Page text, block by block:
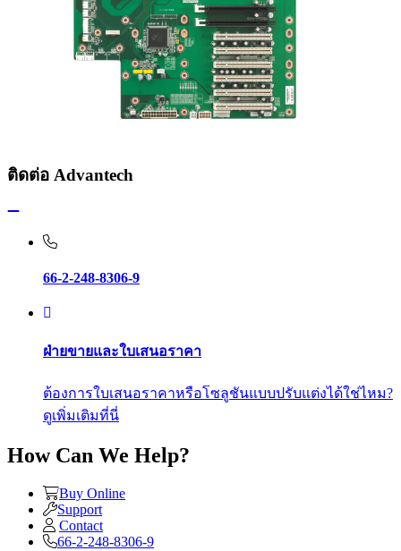
ติดต่อ Advantech
66-2-248-8306-9
ฝ่ายขายและใบเสนอราคา
ต้องการใบเสนอราคาหรือโซลูชันแบบปรับแต่งได้ใช่ไหม?
ดูเพิ่มเติมที่นี่
How Can We Help?
Buy Online
Support
Contact
66-2-248-8306-9